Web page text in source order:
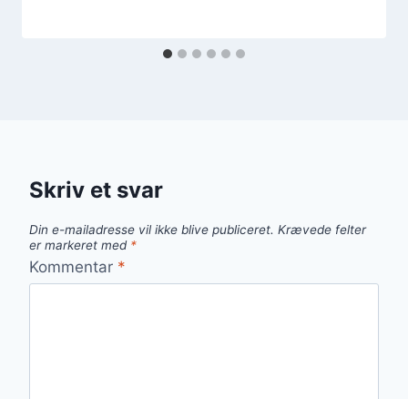
Skriv et svar
Din e-mailadresse vil ikke blive publiceret. Krævede felter
er markeret med *
Kommentar *